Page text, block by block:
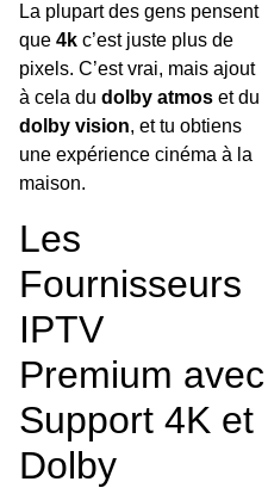
La plupart des gens pensent
que 4k c’est juste plus de
pixels. C’est vrai, mais ajout
à cela du dolby atmos et du
dolby vision, et tu obtiens
une expérience cinéma à la
maison.
Les
Fournisseurs
IPTV
Premium avec
Support 4K et
Dolby